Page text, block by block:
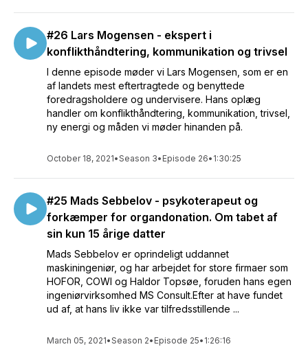
#26 Lars Mogensen - ekspert i
konflikthåndtering, kommunikation og trivsel
I denne episode møder vi Lars Mogensen, som er en
af landets mest eftertragtede og benyttede
foredragsholdere og undervisere. Hans oplæg
handler om konflikthåndtering, kommunikation, trivsel,
ny energi og måden vi møder hinanden på.
October 18, 2021•Season 3• Episode 26• 1:30:25
#25 Mads Sebbelov - psykoterapeut og
forkæmper for organdonation. Om tabet af
sin kun 15 årige datter
Mads Sebbelov er oprindeligt uddannet
maskiningeniør, og har arbejdet for store firmaer som
HOFOR, COWI og Haldor Topsøe, foruden hans egen
ingeniørvirksomhed MS Consult.Efter at have fundet
ud af, at hans liv ikke var tilfredsstillende ...
March 05, 2021•Season 2• Episode 25• 1:26:16